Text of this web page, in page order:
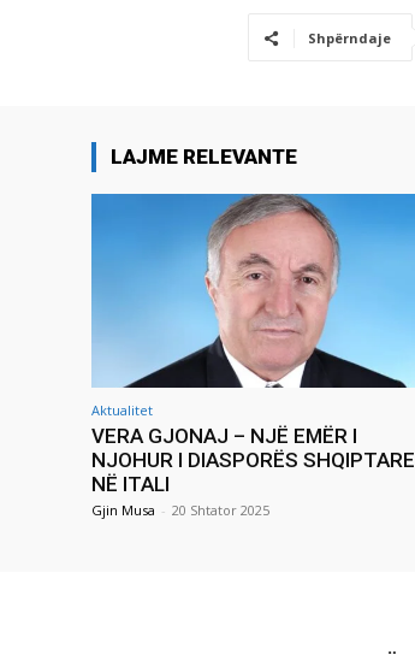
Shpërndaje
LAJME RELEVANTE
Aktualitet
VERA GJONAJ – NJË EMËR I
NJOHUR I DIASPORËS SHQIPTARE
NË ITALI
Gjin Musa - 20 Shtator 2025